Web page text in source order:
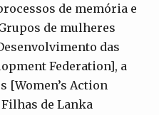
de memória e
de mulheres
das
Federation], a
[Women’s Action
de Lanka